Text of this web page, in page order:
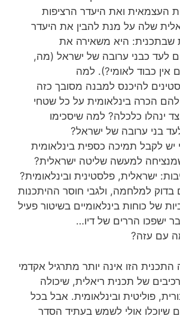
העצמאית ואת היעדר הרציפות
שלה על מנת להבין את היעדר
שבתכנית: היא משאירה את
לעד כבני ערובה של ישראל (מה,
אין כבוד לאומי?). למה
להיכנס למבנה מסובך כזה
הכרה בינלאומית על כל שטחי
כיצד ינהלו כלכלה? למה שיסכימו
בני ערובה של ישראל?
יש לקבל תמיכה כספית בינלאומית
למעשה שליטה ישראלית?
ישראלית, פלסטינית ובינלאומית?
בדוק למלחמה, ולגבי חוסר ההיתכנות
של כוחות בינלאומיים בשיטור פעיל
ישפכו הררים של דיו…
עם עזה?
הזו אינה יותר מתרגיל אקדמי
של תכנית ריאלית, שיכולה
פוליטית ובינלאומית. אבל בכל
שיוכלו אולי לשמש בעתיד הסדר